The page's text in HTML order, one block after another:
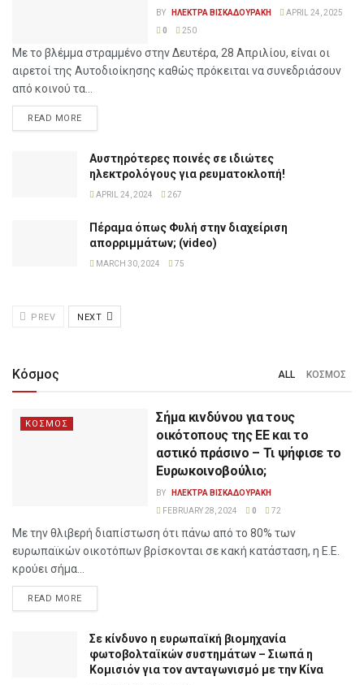
BY ΗΛΕΚΤΡΑ ΒΙΣΚΑΔΟΥΡΑΚΗ
APRIL 24, 2025
0
250
Με το βλέμμα στραμμένο στην Δευτέρα, 28 Απριλίου, είναι οι
αιρετοί της Αυτοδιοίκησης καθώς πρόκειται να συνεδριάσουν
από κοινού τα...
READ MORE
Αυστηρότερες ποινές σε ιδιώτες
ηλεκτρολόγους για ρευματοκλοπή!
APRIL 24, 2024 267
Πέραμα όπως Φυλή στην διαχείριση
απορριμμάτων; (video)
MARCH 30, 2024 75
PREV NEXT
Κόσμος ALL ΚΟΣΜΟΣ
ΚΟΣΜΟΣ
Σήμα κινδύνου για τους
οικότοπους της ΕΕ και το
αστικό πράσινο – Τι ψήφισε το
Ευρωκοινοβούλιο;
BY
ΗΛΕΚΤΡΑ ΒΙΣΚΑΔΟΥΡΑΚΗ
FEBRUARY 28, 2024
0 72
Με την θλιβερή διαπίστωση ότι πάνω από το 80% των
ευρωπαϊκών οικοτόπων βρίσκονται σε κακή κατάσταση, η Ε.Ε.
κρούει σήμα...
READ MORE
Σε κίνδυνο η ευρωπαϊκή βιομηχανία
φωτοβολταϊκών συστημάτων – Σιωπά η
Κομισιόν για τον ανταγωνισμό με την Κίνα